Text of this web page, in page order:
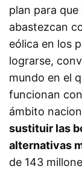
plan para
abastezcan
eólica en los
lograrse,
mundo en el
funcionan
ámbito
sustituir las
alternativas
de 143